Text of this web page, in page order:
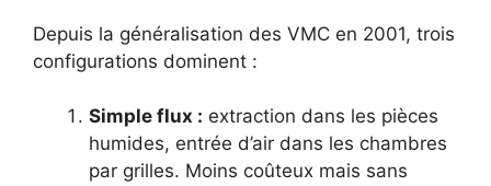
Depuis la généralisation des VMC en 2001, trois
configurations dominent :
Simple flux : extraction dans les pièces
humides, entrée d’air dans les chambres
par grilles. Moins coûteux mais sans